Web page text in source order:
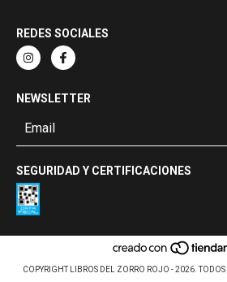
REDES SOCIALES
NEWSLETTER
SEGURIDAD Y CERTIFICACIONES
COPYRIGHT LIBROS DEL ZORRO ROJO - 2026. TODOS